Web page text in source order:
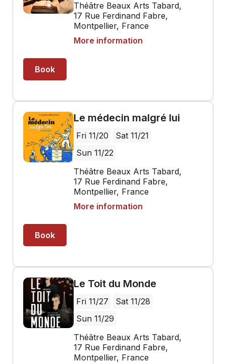
Théâtre Beaux Arts Tabard,
17 Rue Ferdinand Fabre,
Montpellier, France
More information
Book
Le médecin malgré lui
Fri 11/20
Sat 11/21
Sun 11/22
Théâtre Beaux Arts Tabard,
17 Rue Ferdinand Fabre,
Montpellier, France
More information
Book
Le Toit du Monde
Fri 11/27
Sat 11/28
Sun 11/29
Théâtre Beaux Arts Tabard,
17 Rue Ferdinand Fabre,
Montpellier, France